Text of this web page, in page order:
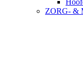
ZORG- &